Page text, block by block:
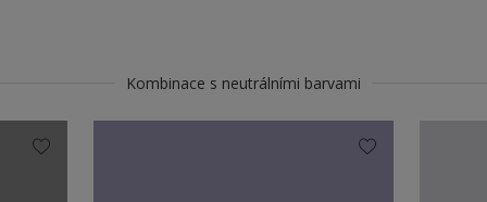
Kombinace s neutrálními barvami